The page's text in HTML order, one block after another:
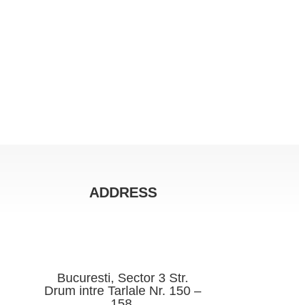
ADDRESS
Bucuresti, Sector 3 Str.
Drum intre Tarlale Nr. 150 –